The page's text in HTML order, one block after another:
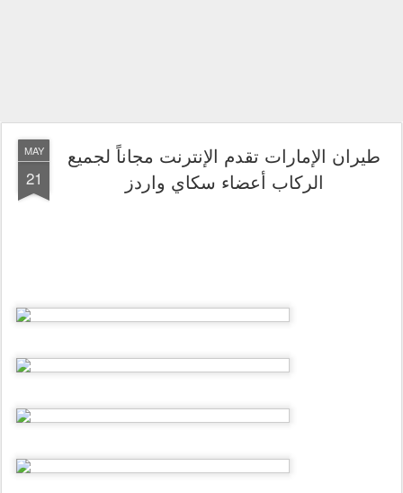
MAY
21
طيران الإمارات تقدم الإنترنت مجاناً لجميع
الركاب أعضاء سكاي واردز